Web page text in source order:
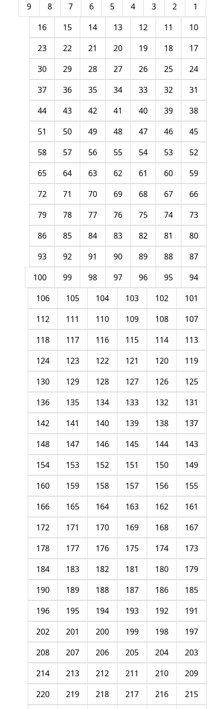
1
2
3
4
5
6
7
8
9
10
11
12
13
14
15
16
17
18
19
20
21
22
23
24
25
26
27
28
29
30
31
32
33
34
35
36
37
38
39
40
41
42
43
44
45
46
47
48
49
50
51
52
53
54
55
56
57
58
59
60
61
62
63
64
65
66
67
68
69
70
71
72
73
74
75
76
77
78
79
80
81
82
83
84
85
86
87
88
89
90
91
92
93
94
95
96
97
98
99
100
101
102
103
104
105
106
107
108
109
110
111
112
113
114
115
116
117
118
119
120
121
122
123
124
125
126
127
128
129
130
131
132
133
134
135
136
137
138
139
140
141
142
143
144
145
146
147
148
149
150
151
152
153
154
155
156
157
158
159
160
161
162
163
164
165
166
167
168
169
170
171
172
173
174
175
176
177
178
179
180
181
182
183
184
185
186
187
188
189
190
191
192
193
194
195
196
197
198
199
200
201
202
203
204
205
206
207
208
209
210
211
212
213
214
215
216
217
218
219
220